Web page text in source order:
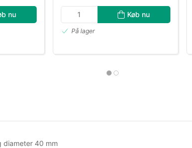
nu Køb nu
På lager
diameter 40 mm